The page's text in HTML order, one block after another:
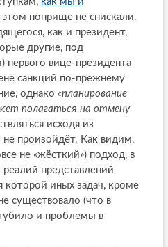
этом поприще не снискали.
как и президент,
другие, под
первого вице-президента
санкций по-прежнему
однако «планирование
полагаться на отмену
исходя из
произойдёт. Как видим,
не «жёсткий») подход, в
представлений
иных задач, кроме
существовало (что в
и проблемы в